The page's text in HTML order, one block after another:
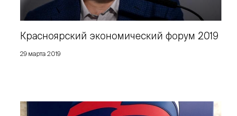
29 марта 2019
Красноярский экономический форум 2019